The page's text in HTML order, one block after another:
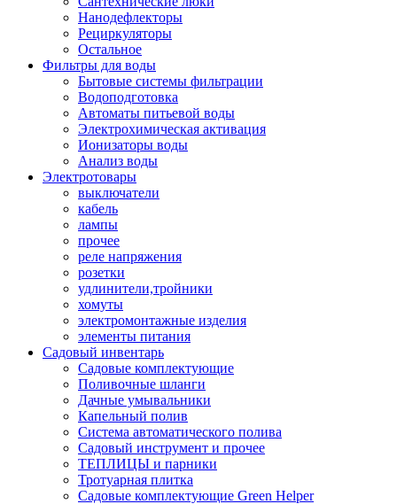
Нанодефлекторы
Рециркуляторы
Остальное
Фильтры для воды
Бытовые системы фильтрации
Водоподготовка
Автоматы питьевой воды
Электрохимическая активация
Ионизаторы воды
Анализ воды
Электротовары
выключатели
кабель
лампы
прочее
реле напряжения
розетки
удлинители,тройники
хомуты
электромонтажные изделия
элементы питания
Садовый инвентарь
Садовые комплектующие
Поливочные шланги
Дачные умывальники
Капельный полив
Система автоматического полива
Садовый инструмент и прочее
ТЕПЛИЦЫ и парники
Тротуарная плитка
Садовые комплектующие Green Helper